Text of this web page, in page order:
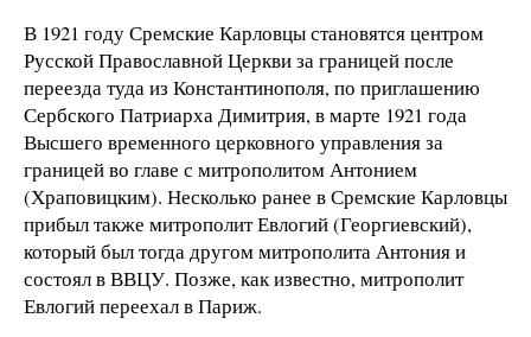
В 1921 году Сремские Карловцы становятся центром
Русской Православной Церкви за границей после
переезда туда из Константинополя, по приглашению
Сербского Патриарха Димитрия, в марте 1921 года
Высшего временного церковного управления за
границей во главе с митрополитом Антонием
(Храповицким). Несколько ранее в Сремские Карловцы
прибыл также митрополит Евлогий (Георгиевский),
который был тогда другом митрополита Антония и
состоял в ВВЦУ. Позже, как известно, митрополит
Евлогий переехал в Париж.